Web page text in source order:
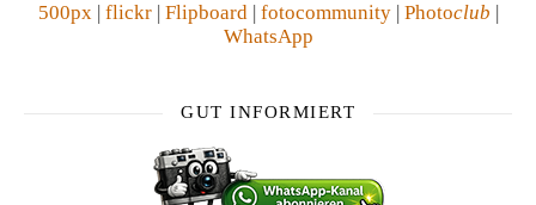
500px| flickr| Flipboard| fotocommunity| Photoclub
WhatsApp
GUT INFORMIERT